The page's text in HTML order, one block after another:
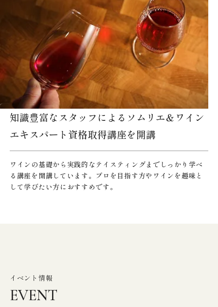
知識豊富なスタッフによるソムリエ＆ワイン
エキスパート資格取得講座を開講
ワインの基礎から実践的なテイスティングまでしっかり学べ
る講座を開講しています。プロを目指す方やワインを趣味と
して学びたい方におすすめです。
イベント情報